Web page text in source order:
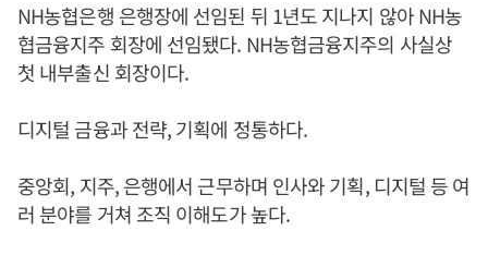
NH농협은행 은행장에 선임된 뒤 1년도 지나지 않아 NH농
협금융지주 회장에 선임됐다. NH농협금융지주의 사실상
첫 내부출신 회장이다.
디지털 금융과 전략, 기획에 정통하다.
중앙회, 지주, 은행에서 근무하며 인사와 기획, 디지털 등 여
러 분야를 거쳐 조직 이해도가 높다.